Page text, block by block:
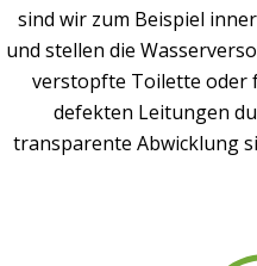
sind wir zum Beispiel
und stellen die
verstopfte Toilette oder
defekten Leitungen
transparente Abwicklung